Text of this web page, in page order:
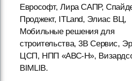
Еврософт, Лира САПР,
Проджект, ITLand, Элиас ВЦ,
Мобильные решения для
строительства, 3В Сервис,
ЦСП, НПП «АВС-Н»,
BIMLIB.